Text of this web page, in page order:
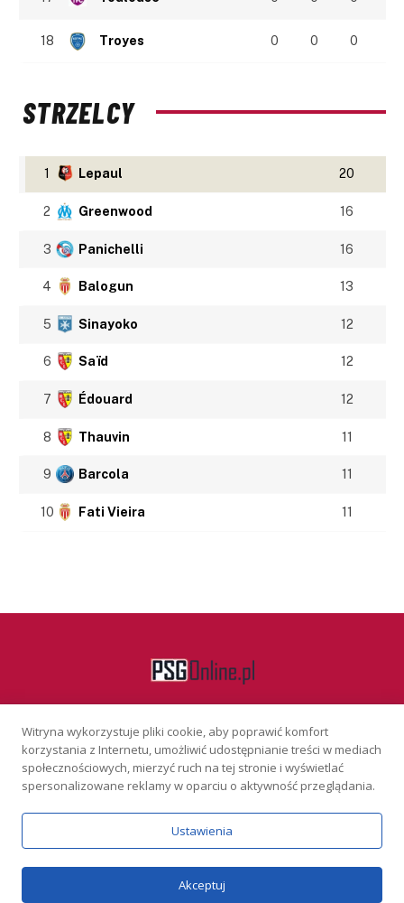
18 Troyes 0 0 0
STRZELCY
1 Lepaul 20
2 Greenwood 16
3 Panichelli 16
4 Balogun 13
5 Sinayoko 12
6 Saïd 12
7 Édouard 12
8 Thauvin 11
9 Barcola 11
10 Fati Vieira 11
Facebook
KONTAKT REKLAMA POLITYKA PRYWATNOŚCI
Serwis wyłącznie dla osób powyżej 18 lat. Hazard może uzależniać.
Graj odpowiedzialnie.Szczegóły
Copyright © 2026 PSGonline.pl
Witryna wykorzystuje pliki cookie, aby poprawić komfort
korzystania z Internetu, umożliwić udostępnianie treści w mediach
społecznościowych, mierzyć ruch na tej stronie i wyświetlać
spersonalizowane reklamy w oparciu o aktywność przeglądania.
Ustawienia
Akceptuj